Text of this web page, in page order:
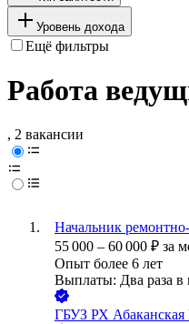
Уровень дохода
Ещё фильтры
Работа
, 2 вакансии
Начальник
55 000 – 60 000 ₽ за
Опыт более 6 лет
Выплаты: Два раза в
ГБУЗ РХ